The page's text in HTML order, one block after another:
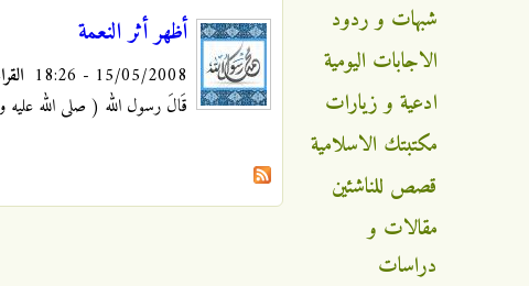
أظهر أثر النعمة
15/05/2008 - 18:26
قَالَ رسول الله ( صلى الله
شبهات و ردود
الاجابات اليومية
ادعية و زيارات
مكتبتك الاسلامية
قصص للناشئين
مقالات و
دراسات